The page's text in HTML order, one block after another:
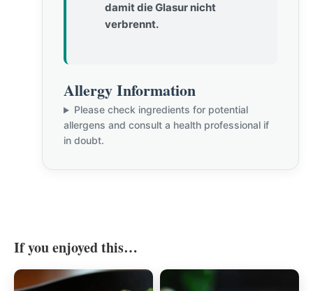
damit die Glasur nicht
verbrennt.
Allergy Information
Please check ingredients for potential
allergens and consult a health professional if
in doubt.
If you enjoyed this…